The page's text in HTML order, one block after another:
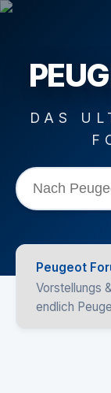
DAS
Peugeot
Vorstellungs
endlich